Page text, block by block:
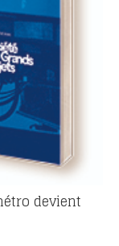
devient